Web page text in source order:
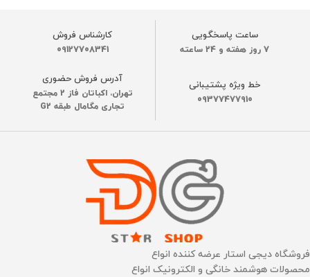
عملکرد باطری 50 دقیقه
ساخت کشور چین
17000 پاسکال
جنس بدنه
ظرفیت باتری
5000 میلی آمپر
ساعت پاسخگویی
7 روز هفته و 24 ساعته
کارشناس فروش
09127708341
خط ویژه پشتیبانی
09377477910
آدرس فروش حضوری
تهران، اکباتان فاز 2 مجتمع
تجاری مگامال طبقه G2
فروشگاه دیجی استار عرضه کننده انواع
محصولات هوشمند خانگی و الکترونیک انواع